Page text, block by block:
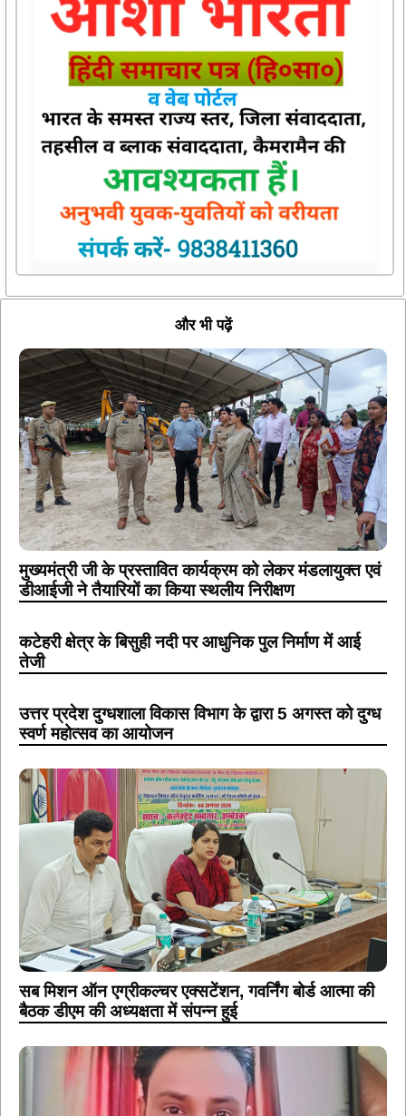
और भी पढ़ें
मुख्यमंत्री जी के प्रस्तावित कार्यक्रम को लेकर मंडलायुक्त एवं
डीआईजी ने तैयारियों का किया स्थलीय निरीक्षण
कटेहरी क्षेत्र के बिसुही नदी पर आधुनिक पुल निर्माण में आई
तेजी
उत्तर प्रदेश दुग्धशाला विकास विभाग के द्वारा 5 अगस्त को दुग्ध
स्वर्ण महोत्सव का आयोजन
सब मिशन ऑन एग्रीकल्चर एक्सटेंशन, गवर्निंग बोर्ड आत्मा की
बैठक डीएम की अध्यक्षता में संपन्न हुई